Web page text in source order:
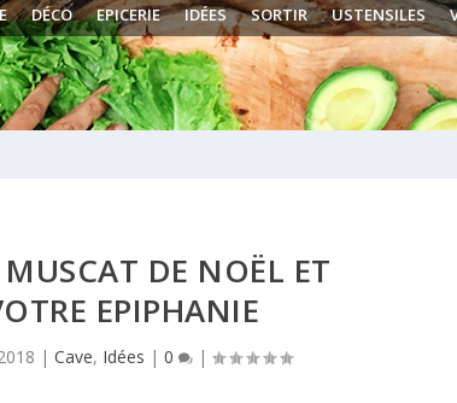
DÉCO EPICERIE IDÉES SORTIR USTENSILES
DE NOËL ET
EPIPHANIE
| Cave, Idées | 0 |